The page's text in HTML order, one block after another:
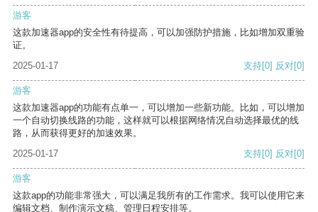
游客
这款加速器app的安全性有待提高，可以加强防护措施，比如增加双重验
证。
2025-01-17
支持[0] 反对[0]
游客
这款加速器app的功能有点单一，可以增加一些新功能。比如，可以增加
一个自动切换线路的功能，这样就可以根据网络情况自动选择最优的线
路，从而获得更好的加速效果。
2025-01-17
支持[0] 反对[0]
游客
这款app的功能非常强大，可以满足我所有的工作需求。我可以使用它来
编辑文档、制作演示文稿、管理日程安排等。